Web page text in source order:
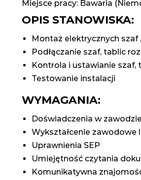
Miejsce pracy: Bawaria
OPIS STANOWISKA:
Montaż elektrycznych szaf
Podłączanie szaf, tablic
Kontrola i ustawianie szaf,
Testowanie instalacji
WYMAGANIA:
Doświadczenia w
Wykształcenie zawodowe
Uprawnienia SEP
Umiejętność czytania
Komunikatywna